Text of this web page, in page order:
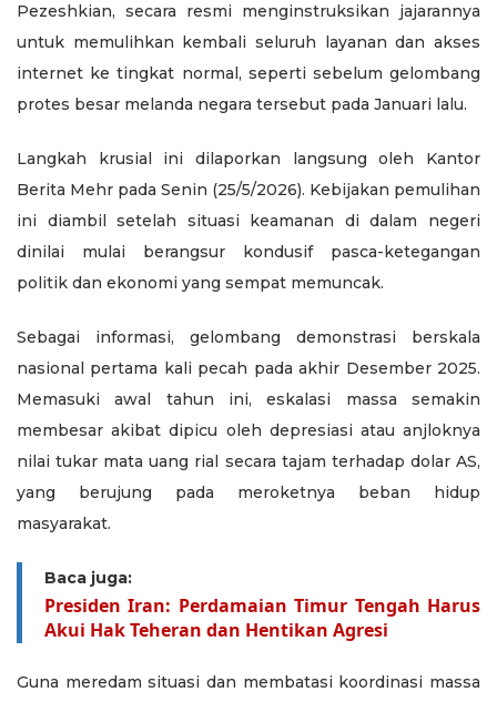
Pezeshkian, secara resmi menginstruksikan jajarannya
untuk memulihkan kembali seluruh layanan dan akses
internet ke tingkat normal, seperti sebelum gelombang
protes besar melanda negara tersebut pada Januari lalu.
Langkah krusial ini dilaporkan langsung oleh Kantor
Berita Mehr pada Senin (25/5/2026). Kebijakan pemulihan
ini diambil setelah situasi keamanan di dalam negeri
dinilai mulai berangsur kondusif pasca-ketegangan
politik dan ekonomi yang sempat memuncak.
Sebagai informasi, gelombang demonstrasi berskala
nasional pertama kali pecah pada akhir Desember 2025.
Memasuki awal tahun ini, eskalasi massa semakin
membesar akibat dipicu oleh depresiasi atau anjloknya
nilai tukar mata uang rial secara tajam terhadap dolar AS,
yang berujung pada meroketnya beban hidup
masyarakat.
Baca juga:
Presiden Iran: Perdamaian Timur Tengah Harus
Akui Hak Teheran dan Hentikan Agresi
Guna meredam situasi dan membatasi koordinasi massa